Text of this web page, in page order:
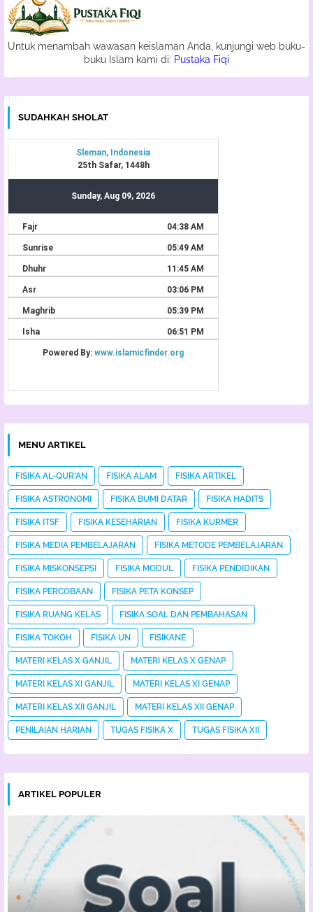
Untuk menambah wawasan keislaman Anda, kunjungi web buku-
buku Islam kami di: Pustaka Fiqi
SUDAHKAH SHOLAT
MENU ARTIKEL
FISIKA AL-QUR'AN FISIKA ALAM FISIKA ARTIKEL
FISIKA ASTRONOMI FISIKA BUMI DATAR FISIKA HADITS
FISIKA ITSF FISIKA KESEHARIAN FISIKA KURMER
FISIKA MEDIA PEMBELAJARAN FISIKA METODE PEMBELAJARAN
FISIKA MISKONSEPSI FISIKA MODUL FISIKA PENDIDIKAN
FISIKA PERCOBAAN FISIKA PETA KONSEP
FISIKA RUANG KELAS FISIKA SOAL DAN PEMBAHASAN
FISIKA TOKOH FISIKA UN FISIKANE
MATERI KELAS X GANJIL MATERI KELAS X GENAP
MATERI KELAS XI GANJIL MATERI KELAS XI GENAP
MATERI KELAS XII GANJIL MATERI KELAS XII GENAP
PENILAIAN HARIAN TUGAS FISIKA X TUGAS FISIKA XII
ARTIKEL POPULER